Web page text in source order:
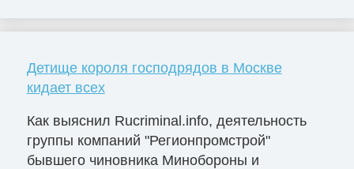
Детище короля господрядов в Москве
кидает всех
Как выяснил Rucriminal.info, деятельность
группы компаний "Регионпромстрой"
бывшего чиновника Минобороны и